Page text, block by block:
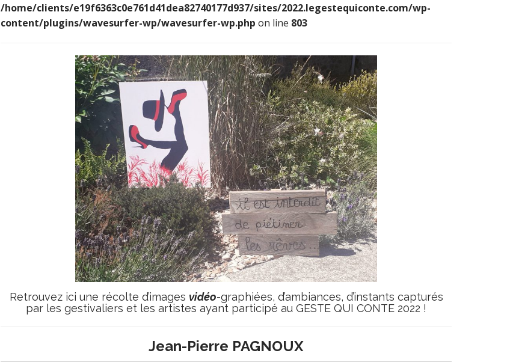
/home/clients/e19f6363c0e761d41dea82740177d937/sites/2022.legestequiconte.com/wp-
content/plugins/wavesurfer-wp/wavesurfer-wp.php on line 803
Retrouvez ici une récolte d’images vidéo-graphiées, d’ambiances, d’instants capturés
par les gestivaliers et les artistes ayant participé au GESTE QUI CONTE 2022 !
Jean-Pierre PAGNOUX